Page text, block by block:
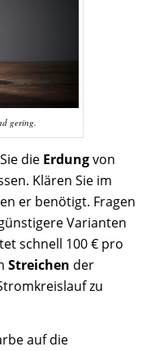
gering.
die Erdungvon
Klären Sie im
er benötigt. Fragen
Varianten
schnell 100 € pro
Streichen der
zu
auf die